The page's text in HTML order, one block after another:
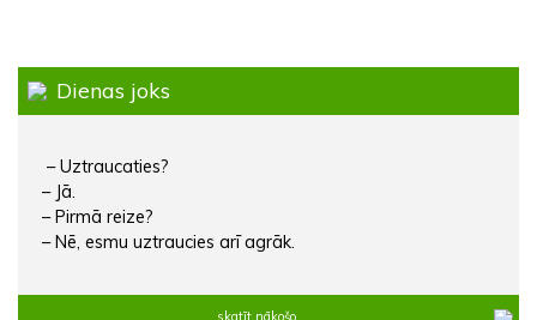
Dienas joks
– Uztraucaties?
– Jā.
– Pirmā reize?
– Nē, esmu uztraucies arī agrāk.
skatīt nākošo